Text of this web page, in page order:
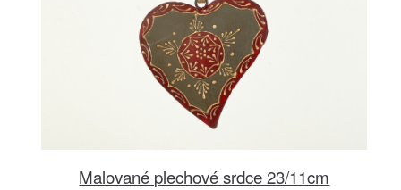
Malované plechové srdce 23/11cm